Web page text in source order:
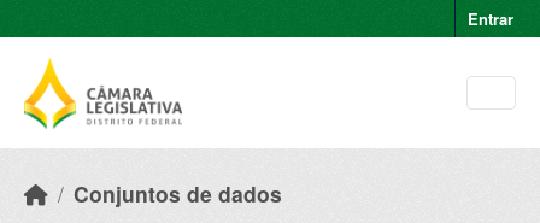
Entrar
Conjuntos de dados